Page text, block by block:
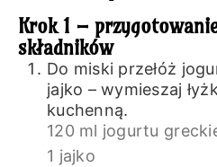
Krok 1 –
składników
Do miski przełóż
jajko – wymieszaj
kuchenną.
120 ml jogurtu
1 jajko